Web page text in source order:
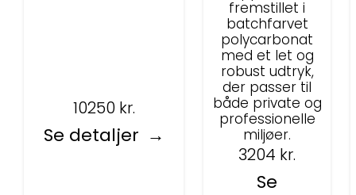
10250 kr.
Se detaljer
fremstillet i
batchfarvet
polycarbonat
med et let og
robust udtryk,
der passer til
både private og
professionelle
miljøer.
3204 kr.
Se